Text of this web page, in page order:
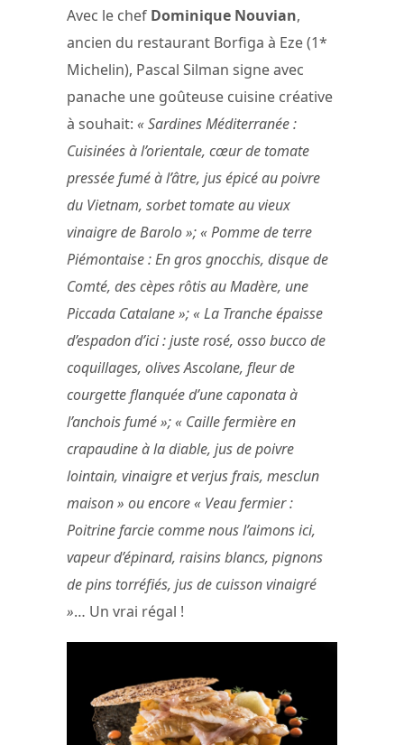
Avec le chef Dominique Nouvian,
ancien du restaurant Borfiga à Eze (1*
Michelin), Pascal Silman signe avec
panache une goûteuse cuisine créative
à souhait: « Sardines Méditerranée :
Cuisinées à l’orientale, cœur de tomate
pressée fumé à l’âtre, jus épicé au poivre
du Vietnam, sorbet tomate au vieux
vinaigre de Barolo »; « Pomme de terre
Piémontaise : En gros gnocchis, disque de
Comté, des cèpes rôtis au Madère, une
Piccada Catalane »; « La Tranche épaisse
d’espadon d’ici : juste rosé, osso bucco de
coquillages, olives Ascolane, fleur de
courgette flanquée d’une caponata à
l’anchois fumé »; « Caille fermière en
crapaudine à la diable, jus de poivre
lointain, vinaigre et verjus frais, mesclun
maison » ou encore « Veau fermier :
Poitrine farcie comme nous l’aimons ici,
vapeur d’épinard, raisins blancs, pignons
de pins torréfiés, jus de cuisson vinaigré
»… Un vrai régal !